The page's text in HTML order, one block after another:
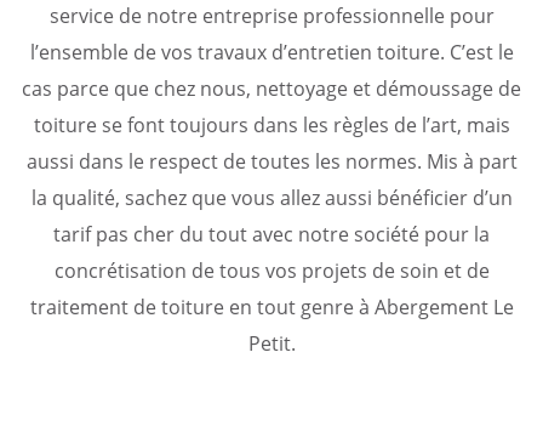
service de notre entreprise professionnelle pour
l’ensemble de vos travaux d’entretien toiture. C’est le
cas parce que chez nous, nettoyage et démoussage de
toiture se font toujours dans les règles de l’art, mais
aussi dans le respect de toutes les normes. Mis à part
la qualité, sachez que vous allez aussi bénéficier d’un
tarif pas cher du tout avec notre société pour la
concrétisation de tous vos projets de soin et de
traitement de toiture en tout genre à Abergement Le
Petit.